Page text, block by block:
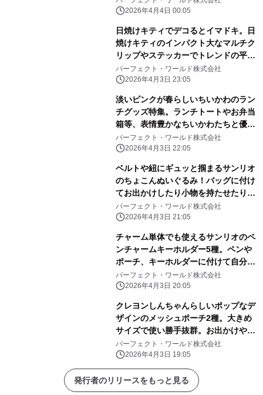
2026年4月4日 00:05
日焼けキティでデコるとイマドキ。日
焼けキティのインパクト大なマルチク
リップやステッカーでトレンドの平成
レトロ感ばっちりです。
パーフェクト・ワールド株式会社
2026年4月3日 23:05
淡いピンクが春らしいちいかわのラン
チグッズ特集。ランチトートやお弁当
箱等、表情豊かなちいかわたちと優し
いピンク色に心和む
パーフェクト・ワールド株式会社
2026年4月3日 22:05
ベルトや紐にギュッと掴まるサンリオ
のちょこんぬいぐるみ！バッグに付け
てお出かけしたり小物を持たせたりと
自由に楽しめる！
パーフェクト・ワールド株式会社
2026年4月3日 21:05
チャーム単体でも使えるサンリオのペ
ンチャームキーホルダー5種。ペンや
ポーチ、キーホルダーに付けて自分だ
けのアレンジしよう
パーフェクト・ワールド株式会社
2026年4月3日 20:05
クレヨンしんちゃんらしいポップなデ
ザインのメッシュポーチ2種。大きめ
サイズで使い勝手抜群。お出かけや旅
行にぜひ！
パーフェクト・ワールド株式会社
2026年4月3日 19:05
発行者のリリースをもっと見る